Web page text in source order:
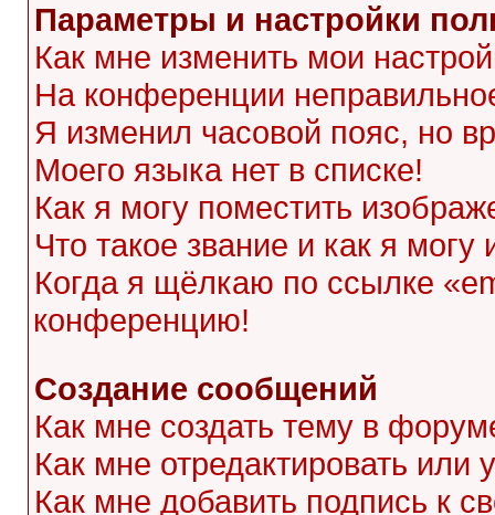
Параметры и настройки
Как мне изменить мои
На конференции
Я изменил часовой пояс, но
Моего языка нет в списке!
Как я могу поместить
Что такое звание и как я могу
Когда я щёлкаю по ссылке
конференцию!
Создание сообщений
Как мне создать тему в
Как мне отредактировать или
Как мне добавить подпись к